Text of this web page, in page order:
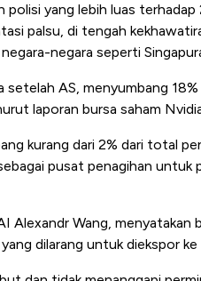
polisi yang lebih luas terhadap
palsu, di tengah
negara seperti
setelah AS, menyumbang
laporan bursa saham
kurang dari 2% dari total
pusat penagihan untuk
Alexandr Wang, menyatakan
dilarang untuk diekspor ke